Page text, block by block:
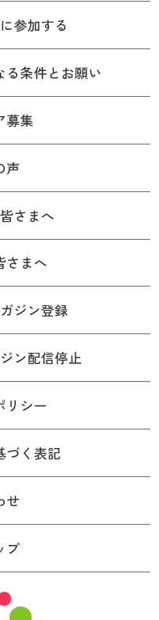
参加する
る条件とお願い
募集
声
さまへ
さまへ
ジン登録
ン配信停止
リシー
づく表記
せ
プ